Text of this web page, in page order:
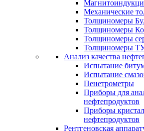
Механические
Толщиномеры
Толщиномеры
Толщиномеры
Толщиномеры
Анализ качества
Испытание
Испытание
Пенетрометры
Приборы для
нефтепродуктов
Приборы
нефтепродуктов
Рентгеновская